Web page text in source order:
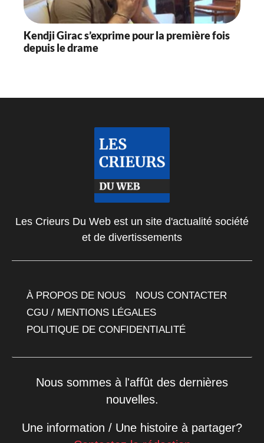
Kendji Girac s’exprime pour la première fois
depuis le drame
Les Crieurs Du Web est un site d'actualité société
et de divertissements
À PROPOS DE NOUS
NOUS CONTACTER
CGU / MENTIONS LÉGALES
POLITIQUE DE CONFIDENTIALITÉ
Nous sommes à l'affût des dernières
nouvelles.
Une information / Une histoire à partager?